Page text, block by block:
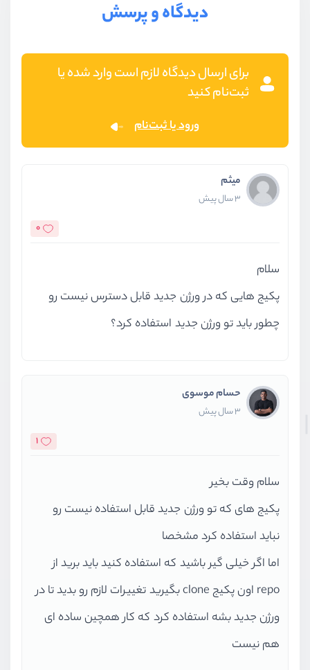
دیدگاه و پرسش
برای ارسال دیدگاه لازم است وارد شده یا
ثبت‌نام کنید
ورود یا ثبت‌نام
میثم
3 سال پیش
0
سلام
پکیج هایی که در ورژن جدید قابل دسترس نیست رو
چطور باید تو ورژن جدید استفاده کرد؟
حسام موسوی
3 سال پیش
1
سلام وقت بخیر
پکیج های که تو ورژن جدید قابل استفاده نیست رو
نباید استفاده کرد مشخصا
اما اگر خیلی گیر باشید که استفاده کنید باید برید از
repo اون پکیج clone بگیرید تغییرات لازم رو بدید تا در
ورژن جدید بشه استفاده کرد که کار همچین ساده ای
هم نیست